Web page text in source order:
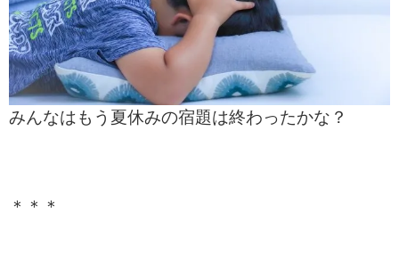
みんなはもう夏休みの宿題は終わったかな？
＊＊＊